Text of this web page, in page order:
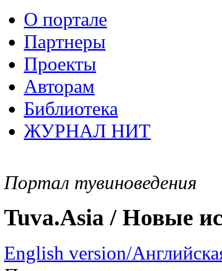
О портале
Партнеры
Проекты
Авторам
Библиотека
ЖУРНАЛ НИТ
Портал тувиноведения
Tuva.Asia / Новые
English version/